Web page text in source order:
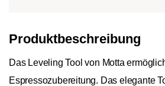
Produktbeschreibung
Das Leveling Tool von Motta
Espressozubereitung. Das elegante